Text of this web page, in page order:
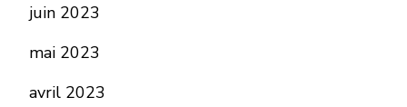
juin 2023
mai 2023
avril 2023